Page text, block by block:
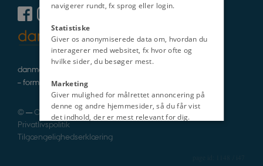
danmarkshistorie i tekst, lyd og billede
– formidlet af fagfolk
©—Cookies
Privatlivspolitik
Tilgængelighedserklæring
navigerer rundt, fx sprog eller login.
Statistiske
Giver os anonymiserede data om, hvordan du
interagerer med websitet, fx hvor ofte og
hvilke sider, du besøger mest.
Marketing
Giver mulighed for målrettet annoncering på
denne og andre hjemmesider, så du får vist
det indhold, der er mest relevant for dig.
Uklassificeret